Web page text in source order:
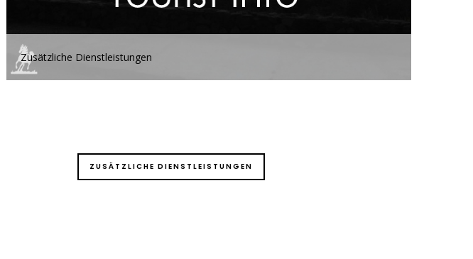
Zusätzliche Dienstleistungen
ZUSÄTZLICHE DIENSTLEISTUNGEN